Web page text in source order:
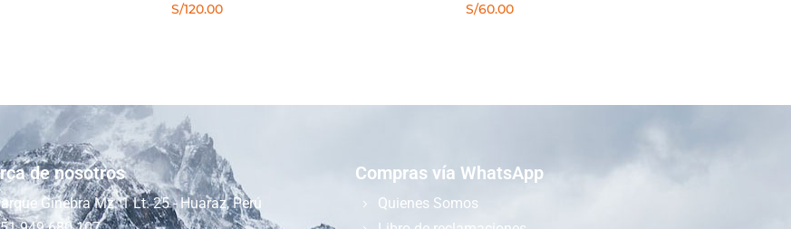
S/120.00 S/60.00
de nosotros
Ginebra Mz. 1 Lt. 25 - Huaraz, Perú
Compras vía WhatsApp
Quienes Somos